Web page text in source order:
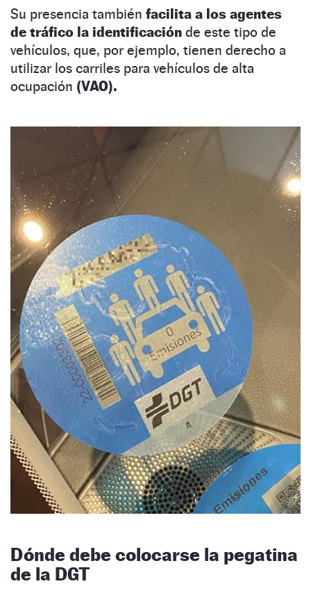
Su presencia también facilita a los agentes
de tráfico la identificación de este tipo de
vehículos, que, por ejemplo, tienen derecho a
utilizar los carriles para vehículos de alta
ocupación (VAO).
Dónde debe colocarse la pegatina
de la DGT